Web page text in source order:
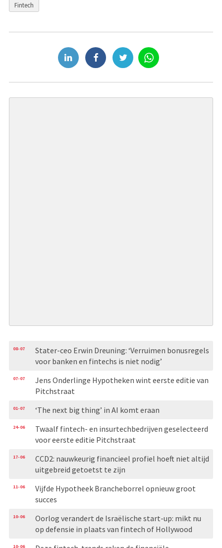
Fintech
08-07
Stater-ceo Erwin Dreuning: ‘Verruimen bonusregels
voor banken en fintechs is niet nodig’
07-07
Jens Onderlinge Hypotheken wint eerste editie van
Pitchstraat
01-07 ‘The next big thing’ in AI komt eraan
24-06
Twaalf fintech- en insurtechbedrijven geselecteerd
voor eerste editie Pitchstraat
17-06
CCD2: nauwkeurig financieel profiel hoeft niet altijd
uitgebreid getoetst te zijn
11-06
Vijfde Hypotheek Brancheborrel opnieuw groot
succes
10-06
Oorlog verandert de Israëlische start-up: mikt nu
op defensie in plaats van fintech of Hollywood
10-06